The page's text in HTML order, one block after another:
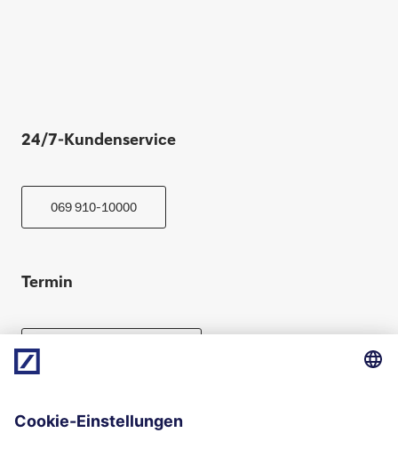
24/7-Kundenservice
069 910-10000
Termin
Folgen Sie uns